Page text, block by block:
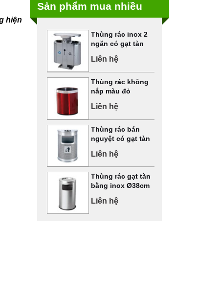
hiện
Sản phẩm mua nhiều
Thùng rác inox 2
ngăn có gạt tàn
Liên hệ
Thùng rác không
nắp màu đỏ
Liên hệ
Thùng rác bán
nguyệt có gạt tàn
Liên hệ
Thùng rác gạt tàn
bằng inox Ø38cm
Liên hệ